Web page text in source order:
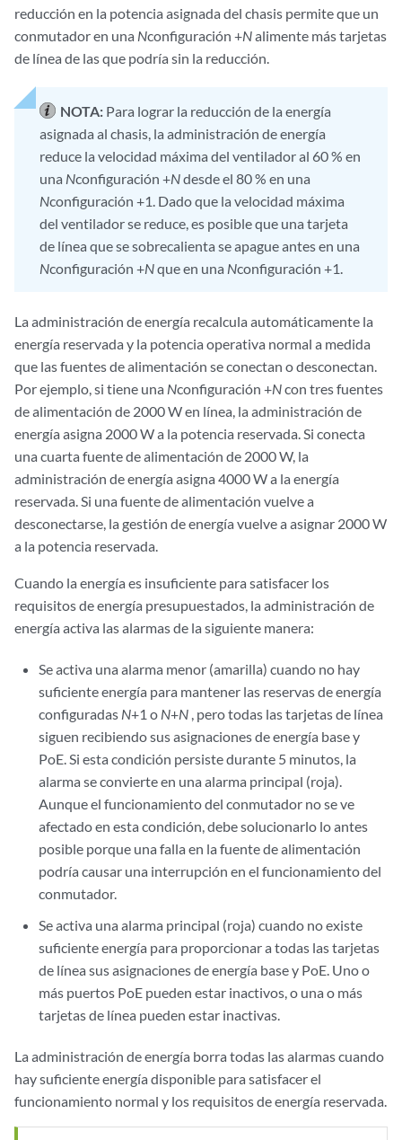
reducción en la potencia asignada del chasis permite que un
conmutador en una Nconfiguración +Nalimente más tarjetas
de línea de las que podría sin la reducción.
NOTA: Para lograr la reducción de la energía
asignada al chasis, la administración de energía
reduce la velocidad máxima del ventilador al 60 % en
una Nconfiguración +Ndesde el 80 % en una
Nconfiguración +1. Dado que la velocidad máxima
del ventilador se reduce, es posible que una tarjeta
de línea que se sobrecalienta se apague antes en una
Nconfiguración +Nque en una Nconfiguración +1.
La administración de energía recalcula automáticamente la
energía reservada y la potencia operativa normal a medida
que las fuentes de alimentación se conectan o desconectan.
Por ejemplo, si tiene una Nconfiguración +Ncon tres fuentes
de alimentación de 2000 W en línea, la administración de
energía asigna 2000 W a la potencia reservada. Si conecta
una cuarta fuente de alimentación de 2000 W, la
administración de energía asigna 4000 W a la energía
reservada. Si una fuente de alimentación vuelve a
desconectarse, la gestión de energía vuelve a asignar 2000 W
a la potencia reservada.
Cuando la energía es insuficiente para satisfacer los
requisitos de energía presupuestados, la administración de
energía activa las alarmas de la siguiente manera:
Se activa una alarma menor (amarilla) cuando no hay
suficiente energía para mantener las reservas de energía
configuradas N+1 o N+N , pero todas las tarjetas de línea
siguen recibiendo sus asignaciones de energía base y
PoE. Si esta condición persiste durante 5 minutos, la
alarma se convierte en una alarma principal (roja).
Aunque el funcionamiento del conmutador no se ve
afectado en esta condición, debe solucionarlo lo antes
posible porque una falla en la fuente de alimentación
podría causar una interrupción en el funcionamiento del
conmutador.
Se activa una alarma principal (roja) cuando no existe
suficiente energía para proporcionar a todas las tarjetas
de línea sus asignaciones de energía base y PoE. Uno o
más puertos PoE pueden estar inactivos, o una o más
tarjetas de línea pueden estar inactivas.
La administración de energía borra todas las alarmas cuando
hay suficiente energía disponible para satisfacer el
funcionamiento normal y los requisitos de energía reservada.